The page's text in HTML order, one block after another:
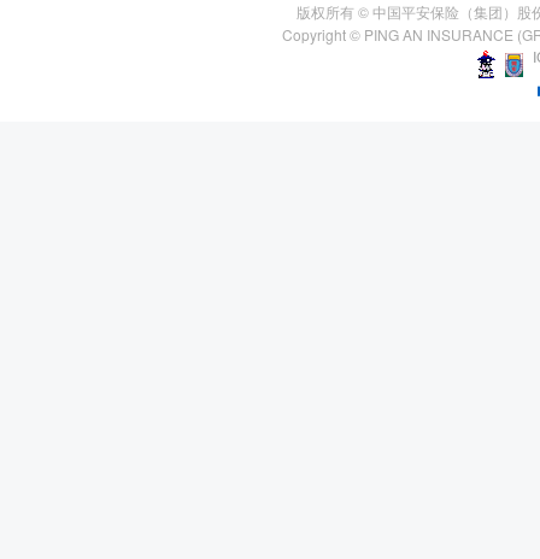
版权所有 © 中国平安保险（集团）股
Copyright © PING AN INSURANCE